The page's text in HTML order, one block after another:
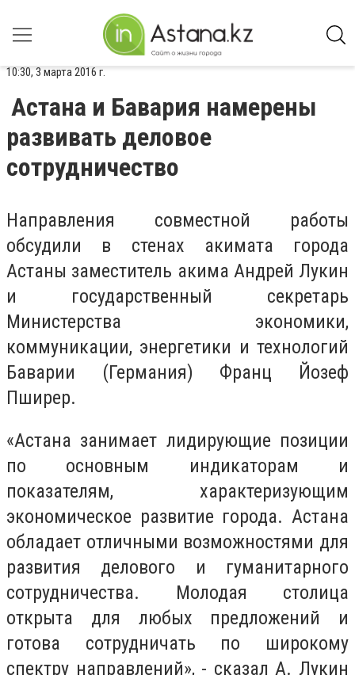
10:30, 3 марта 2016 г.
Астана и Бавария намерены
развивать деловое
сотрудничество
Направления совместной работы
обсудили в стенах акимата города
Астаны заместитель акима Андрей Лукин
и государственный секретарь
Министерства экономики,
коммуникации, энергетики и технологий
Баварии (Германия) Франц Йозеф
Пширер.
«Астана занимает лидирующие позиции
по основным индикаторам и
показателям, характеризующим
экономическое развитие города. Астана
обладает отличными возможностями для
развития делового и гуманитарного
сотрудничества. Молодая столица
открыта для любых предложений и
готова сотрудничать по широкому
спектру направлений», - сказал А. Лукин